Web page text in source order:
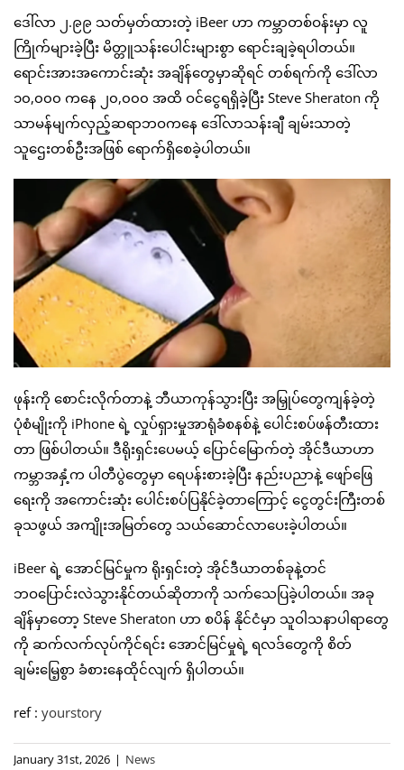
ဒေါ်လာ ၂.၉၉ သတ်မှတ်ထားတဲ့ iBeer ဟာ ကမ္ဘာတစ်ဝန်းမှာ လူ
ကြိုက်များခဲ့ပြီး မိတ္တူသန်းပေါင်းများစွာ ရောင်းချခဲ့ရပါတယ်။
ရောင်းအားအကောင်းဆုံး အချိန်တွေမှာဆိုရင် တစ်ရက်ကို ဒေါ်လာ
၁၀,၀၀၀ ကနေ ၂၀,၀၀၀ အထိ ဝင်ငွေရရှိခဲ့ပြီး Steve Sheraton ကို
သာမန်မျက်လှည့်ဆရာဘဝကနေ ဒေါ်လာသန်းချီ ချမ်းသာတဲ့
သူဌေးတစ်ဦးအဖြစ် ရောက်ရှိစေခဲ့ပါတယ်။
ဖုန်းကို စောင်းလိုက်တာနဲ့ ဘီယာကုန်သွားပြီး အမြှုပ်တွေကျန်ခဲ့တဲ့
ပုံစံမျိုးကို iPhone ရဲ့ လှုပ်ရှားမှုအာရုံခံစနစ်နဲ့ ပေါင်းစပ်ဖန်တီးထား
တာ ဖြစ်ပါတယ်။ ဒီရိုးရှင်းပေမယ့် ပြောင်မြောက်တဲ့ အိုင်ဒီယာဟာ
ကမ္ဘာအနှံ့က ပါတီပွဲတွေမှာ ရေပန်းစားခဲ့ပြီး နည်းပညာနဲ့ ဖျော်ဖြေ
ရေးကို အကောင်းဆုံး ပေါင်းစပ်ပြနိုင်ခဲ့တာကြောင့် ငွေတွင်းကြီးတစ်
ခုသဖွယ် အကျိုးအမြတ်တွေ သယ်ဆောင်လာပေးခဲ့ပါတယ်။
iBeer ရဲ့ အောင်မြင်မှုက ရိုးရှင်းတဲ့ အိုင်ဒီယာတစ်ခုနဲ့တင်
ဘဝပြောင်းလဲသွားနိုင်တယ်ဆိုတာကို သက်သေပြခဲ့ပါတယ်။ အခု
ချိန်မှာတော့ Steve Sheraton ဟာ စပိန် နိုင်ငံမှာ သူဝါသနာပါရာတွေ
ကို ဆက်လက်လုပ်ကိုင်ရင်း အောင်မြင်မှုရဲ့ ရလဒ်တွေကို စိတ်
ချမ်းမြေ့စွာ ခံစားနေထိုင်လျက် ရှိပါတယ်။
ref : yourstory
January 31st, 2026 | News